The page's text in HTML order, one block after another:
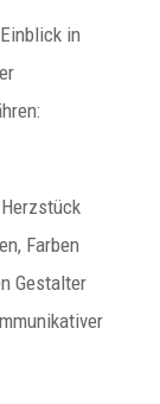
in
Farben
Gestalter